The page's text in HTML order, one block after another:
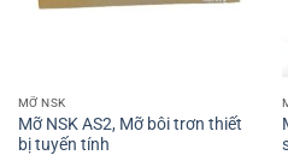
MỠ NSK
Mỡ NSK AS2, Mỡ bôi trơn thiết
bị tuyến tính